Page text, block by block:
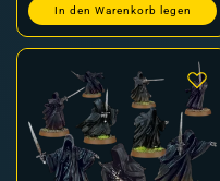
In den Warenkorb legen